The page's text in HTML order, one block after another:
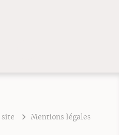
site
Mentions légales